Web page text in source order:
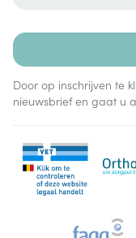
Door op inschrijven te
nieuwsbrief en gaat u